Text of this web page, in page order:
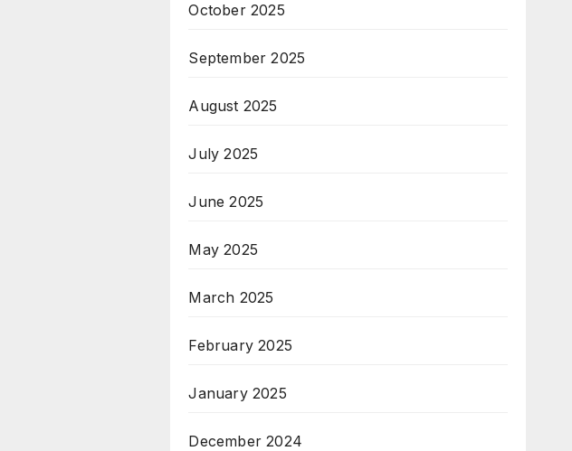
October 2025
September 2025
August 2025
July 2025
June 2025
May 2025
March 2025
February 2025
January 2025
December 2024